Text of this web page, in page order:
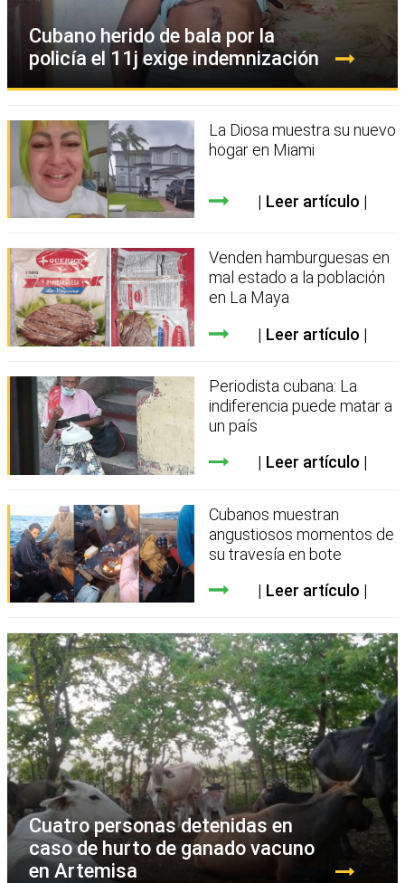
Cubano herido de bala por la
policía el 11j exige indemnización
La Diosa muestra su nuevo
hogar en Miami
Leer artículo
Venden hamburguesas en
mal estado a la población
en La Maya
Leer artículo
Periodista cubana: La
indiferencia puede matar a
un país
Leer artículo
Cubanos muestran
angustiosos momentos de
su travesía en bote
Leer artículo
Cuatro personas detenidas en
caso de hurto de ganado vacuno
en Artemisa